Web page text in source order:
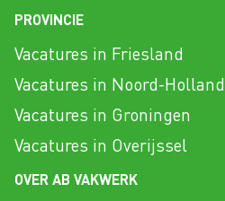
PROVINCIE
Vacatures in Friesland
Vacatures in Noord-Holland
Vacatures in Groningen
Vacatures in Overijssel
OVER AB VAKWERK